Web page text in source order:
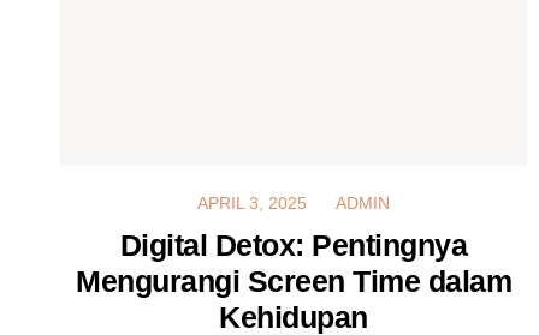
MARCH 18, 2025
APRIL 3, 2025 ADMIN
Digital Detox: Pentingnya
Mengurangi Screen Time dalam
Kehidupan